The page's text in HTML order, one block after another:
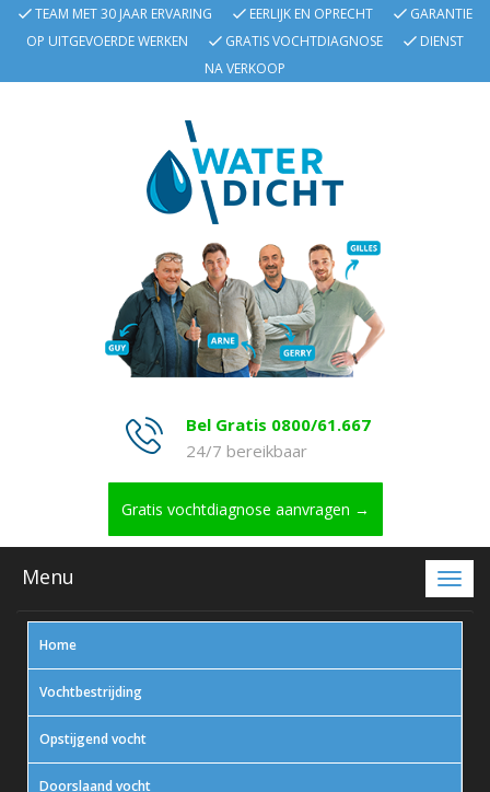
TEAM MET 30 JAAR ERVARING EERLIJK EN OPRECHT
GARANTIE
OP UITGEVOERDE WERKEN
GRATIS VOCHTDIAGNOSE
DIENST
NA VERKOOP
Bel Gratis 0800/61.667
24/7 bereikbaar
Gratis vochtdiagnose aanvragen →
Menu
Home
Vochtbestrijding
Opstijgend vocht
Doorslaand vocht